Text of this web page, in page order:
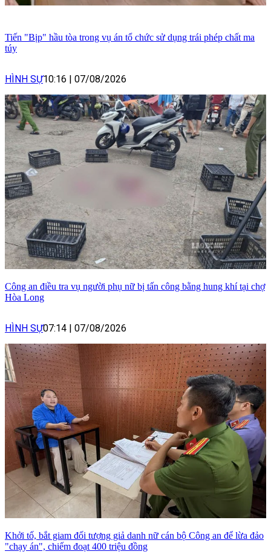
Tiến "Bịp" hầu tòa trong vụ án tổ chức sử dụng trái phép chất ma
túy
HÌNH SỰ10:16 07/08/2026
Công an điều tra vụ người phụ nữ bị tấn công bằng hung khí tại chợ
Hòa Long
HÌNH SỰ07:14 07/08/2026
Khởi tố, bắt giam đối tượng giả danh nữ cán bộ Công an để lừa đảo
"chạy án", chiếm đoạt 400 triệu đồng